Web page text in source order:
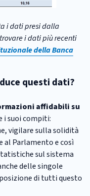
i dati presi dalla
i dati più recenti
della Banca
questi dati?
affidabili su
i suoi compiti:
vigilare sulla solidità
al Parlamento e così
sul sistema
delle singole
di tutti questo